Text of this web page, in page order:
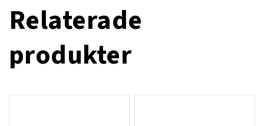
Relaterade
produkter